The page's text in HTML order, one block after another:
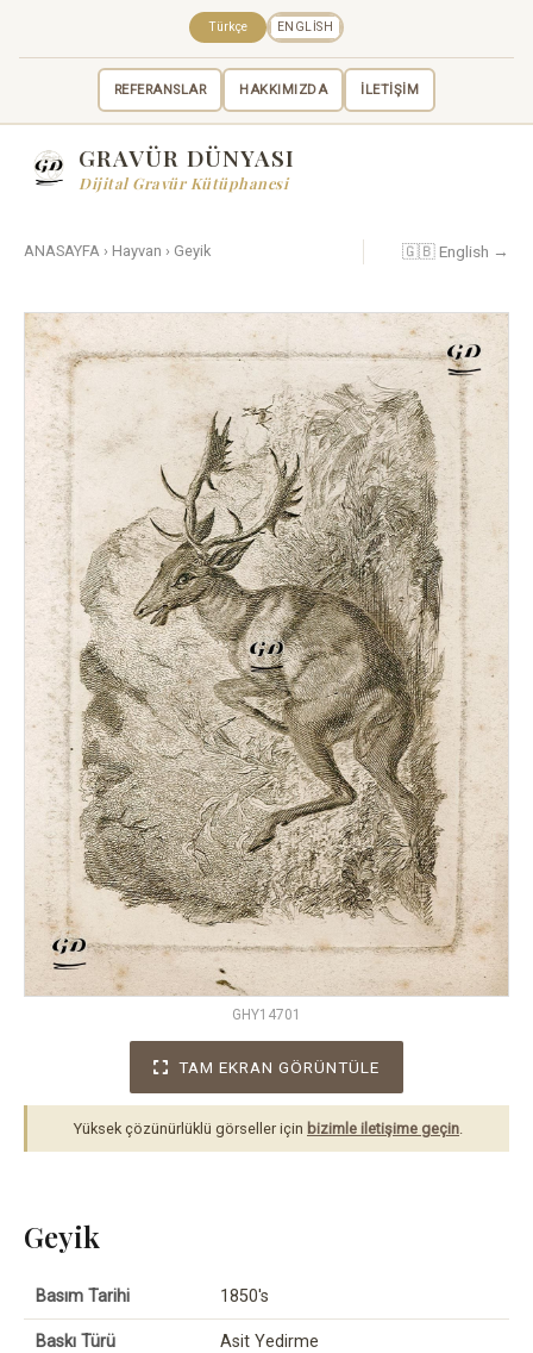
REFERANSLAR HAKKIMIZDA İLETİŞİM
Türkçe ENGLISH
GRAVÜR DÜNYASI
Dijital Gravür Kütüphanesi
ANASAYFA › Hayvan › Geyik 🇬🇧 English →
GHY14701
TAM EKRAN GÖRÜNTÜLE
Yüksek çözünürlüklü görseller için bizimle iletişime geçin
Geyik
Basım Tarihi 1850's
Baskı Türü Asit Yedirme